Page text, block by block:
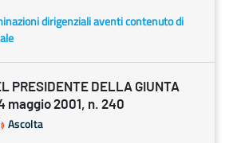
dirigenziali aventi contenuto di
PRESIDENTE DELLA GIUNTA
maggio 2001, n. 240
Ascolta